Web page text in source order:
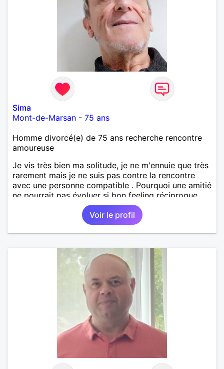
Sima
Mont-de-Marsan - 75 ans
Homme divorcé(e) de 75 ans recherche rencontre
amoureuse
Je vis très bien ma solitude, je ne m'ennuie que très
rarement mais je ne suis pas contre la rencontre
avec une personne compatible . Pourquoi une amitié
ne pourrait pas évoluer si bon feeling réciproque...
Je recherche de la proximité car je ne souhaite pas
vivre sous le même toit.Voir le profil